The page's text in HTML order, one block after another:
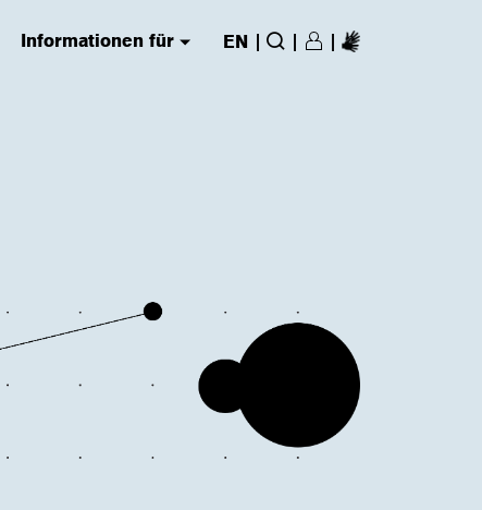
Informationen für
(has submenu) EN | Suche
| Login/Register
|